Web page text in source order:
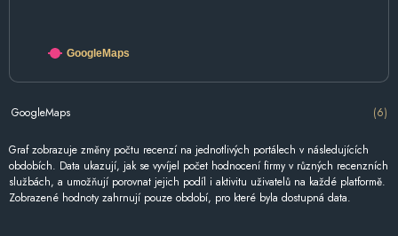
GoogleMaps
GoogleMaps (6)
Graf zobrazuje změny počtu recenzí na jednotlivých portálech v následujících
obdobích. Data ukazují, jak se vyvíjel počet hodnocení firmy v různých recenzních
službách, a umožňují porovnat jejich podíl i aktivitu uživatelů na každé platformě.
Zobrazené hodnoty zahrnují pouze období, pro které byla dostupná data.